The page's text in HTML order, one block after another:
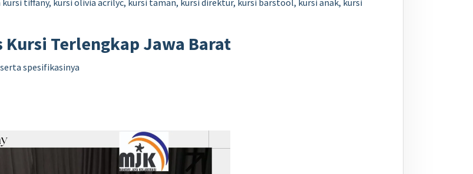
tiffany, kursi olivia acrilyc, kursi taman, kursi direktur, kursi barstool, kursi anak, kursi
Kursi Terlengkap Jawa Barat
spesifikasinya